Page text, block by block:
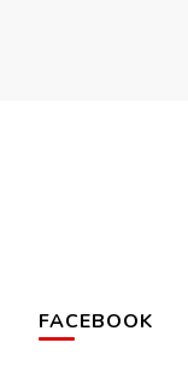
FACEBOOK